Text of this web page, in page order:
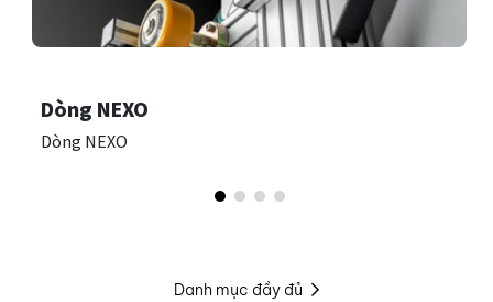
Dòng NEXO
Dòng NEXO
Danh mục đầy đủ